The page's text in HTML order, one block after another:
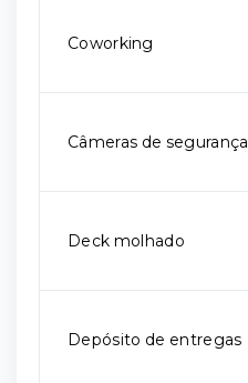
Coworking
Câmeras de segurança
Deck molhado
Depósito de entregas